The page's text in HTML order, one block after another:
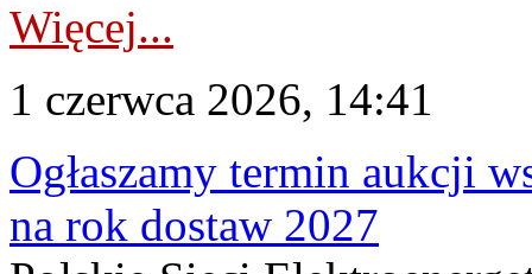
Więcej...
1 czerwca 2026, 14:41
Ogłaszamy termin aukcji
na rok dostaw 2027